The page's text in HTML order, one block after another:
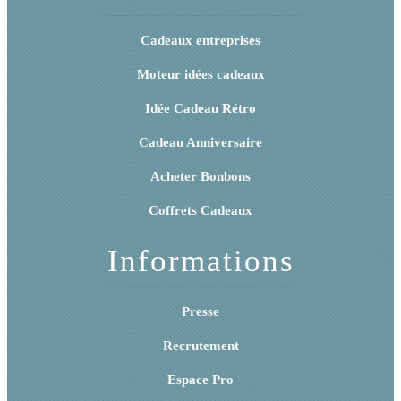
Cadeaux entreprises
Moteur idées cadeaux
Idée Cadeau Rétro
Cadeau Anniversaire
Acheter Bonbons
Coffrets Cadeaux
Informations
Presse
Recrutement
Espace Pro